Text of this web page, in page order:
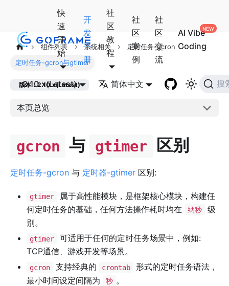
快
速
开
始
开
发
手
册
社
区
教
程
社
区
案
例
社
区
交
流
AI Vibe
Coding
2.10.x(Latest) 简体中文 搜
组件列表 系统相关 定时任务-gcron
定时任务-gcron与gtimer
版本：2.10.x(Latest)
本页总览
gcron 与 gtimer 区别
定时任务-gcron 与 定时器-gtimer 区别:
gtimer
属于高性能模块，是框架核心模块，构建任
何定时任务的基础，任何方法操作耗时均在
纳秒
级
别。
gtimer
可适用于任何的定时任务场景中，例如:
TCP通信、游戏开发等场景。
gcron 支持经典的 crontab
形式的定时任务语法，
最小时间设定间隔为
秒 。